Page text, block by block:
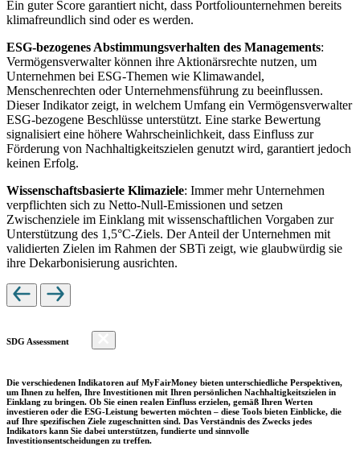
Ein guter Score garantiert nicht, dass Portfoliounternehmen bereits
klimafreundlich sind oder es werden.
ESG-bezogenes Abstimmungsverhalten des Managements:
Vermögensverwalter können ihre Aktionärsrechte nutzen, um
Unternehmen bei ESG-Themen wie Klimawandel,
Menschenrechten oder Unternehmensführung zu beeinflussen.
Dieser Indikator zeigt, in welchem Umfang ein Vermögensverwalter
ESG-bezogene Beschlüsse unterstützt. Eine starke Bewertung
signalisiert eine höhere Wahrscheinlichkeit, dass Einfluss zur
Förderung von Nachhaltigkeitszielen genutzt wird, garantiert jedoch
keinen Erfolg.
Wissenschaftsbasierte Klimaziele: Immer mehr Unternehmen
verpflichten sich zu Netto-Null-Emissionen und setzen
Zwischenziele im Einklang mit wissenschaftlichen Vorgaben zur
Unterstützung des 1,5°C-Ziels. Der Anteil der Unternehmen mit
validierten Zielen im Rahmen der SBTi zeigt, wie glaubwürdig sie
ihre Dekarbonisierung ausrichten.
SDG Assessment
Die verschiedenen Indikatoren auf MyFairMoney bieten unterschiedliche Perspektiven,
um Ihnen zu helfen, Ihre Investitionen mit Ihren persönlichen Nachhaltigkeitszielen in
Einklang zu bringen. Ob Sie einen realen Einfluss erzielen, gemäß Ihren Werten
investieren oder die ESG-Leistung bewerten möchten – diese Tools bieten Einblicke, die
auf Ihre spezifischen Ziele zugeschnitten sind. Das Verständnis des Zwecks jedes
Indikators kann Sie dabei unterstützen, fundierte und sinnvolle
Investitionsentscheidungen zu treffen.